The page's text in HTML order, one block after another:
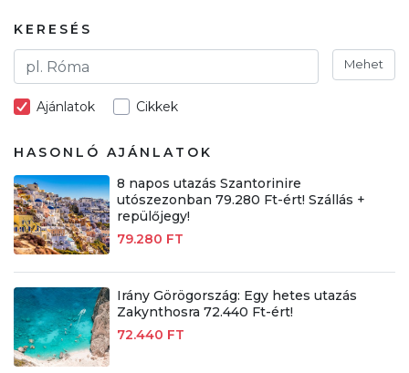
KERESÉS
Mehet
Ajánlatok Cikkek
HASONLÓ AJÁNLATOK
8 napos utazás Szantorinire
utószezonban 79.280 Ft-ért! Szállás +
repülőjegy!
79.280 FT
Irány Görögország: Egy hetes utazás
Zakynthosra 72.440 Ft-ért!
72.440 FT